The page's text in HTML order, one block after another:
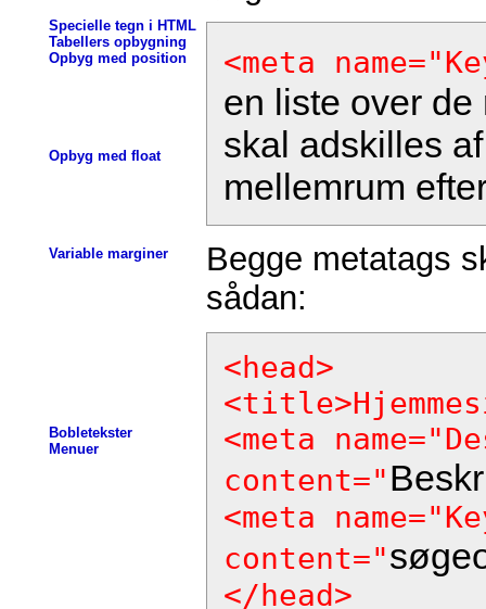
<meta
en liste over
skal adskilles
mellemrum
Begge metatags
sådan:
<head>
<meta
content="
<meta
content="
</head>
Specielle tegn i HTML
Tabellers opbygning
Opbyg med position
Opbyg med float
Variable marginer
Bobletekster
Menuer